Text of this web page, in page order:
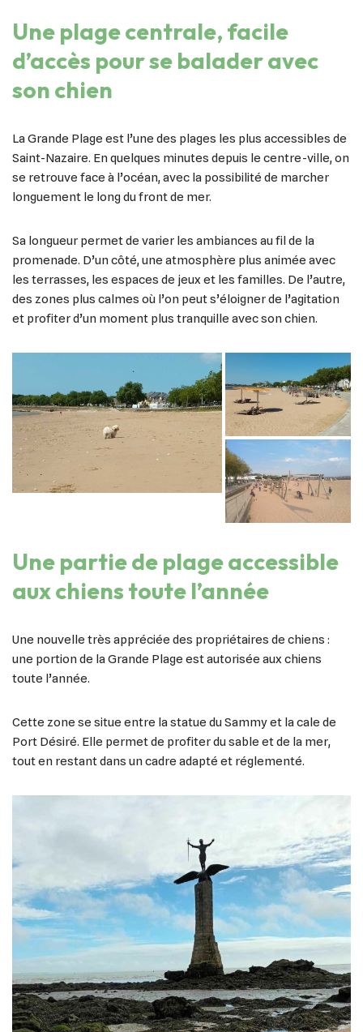
Une plage centrale, facile
d’accès pour se balader avec
son chien
La Grande Plage est l’une des plages les plus accessibles de
Saint-Nazaire. En quelques minutes depuis le centre-ville, on
se retrouve face à l’océan, avec la possibilité de marcher
longuement le long du front de mer.
Sa longueur permet de varier les ambiances au fil de la
promenade. D’un côté, une atmosphère plus animée avec
les terrasses, les espaces de jeux et les familles. De l’autre,
des zones plus calmes où l’on peut s’éloigner de l’agitation
et profiter d’un moment plus tranquille avec son chien.
Une partie de plage accessible
aux chiens toute l’année
Une nouvelle très appréciée des propriétaires de chiens :
une portion de la Grande Plage est autorisée aux chiens
toute l’année.
Cette zone se situe entre la statue du Sammy et la cale de
Port Désiré. Elle permet de profiter du sable et de la mer,
tout en restant dans un cadre adapté et réglementé.